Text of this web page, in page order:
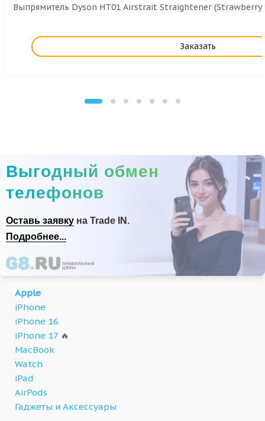
Выпрямитель Dyson HT01 Airstrait Straightener (Strawberry
Заказать
Выгодный обмен
телефонов
Оставь заявку на Trade IN.
Подробнее...
Apple
iPhone
iPhone 16
iPhone 17 🔥
MacBook
Watch
iPad
AirPods
Гаджеты и Аксессуары